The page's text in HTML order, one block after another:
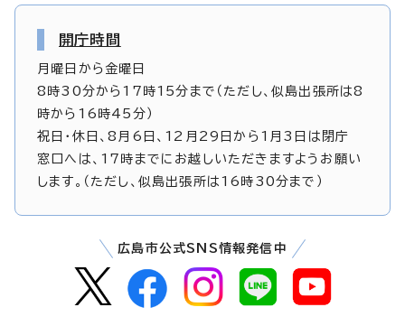
開庁時間
月曜日から金曜日
8時30分から17時15分まで（ただし、似島出張所は8
時から16時45分）
祝日・休日、8月6日、12月29日から1月3日は閉庁
窓口へは、17時までにお越しいただきますようお願い
します。（ただし、似島出張所は16時30分まで）
広島市公式SNS情報発信中